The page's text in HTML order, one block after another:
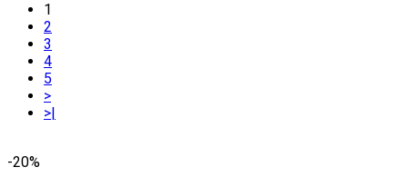
1
2
3
4
5
>
>|
-20%